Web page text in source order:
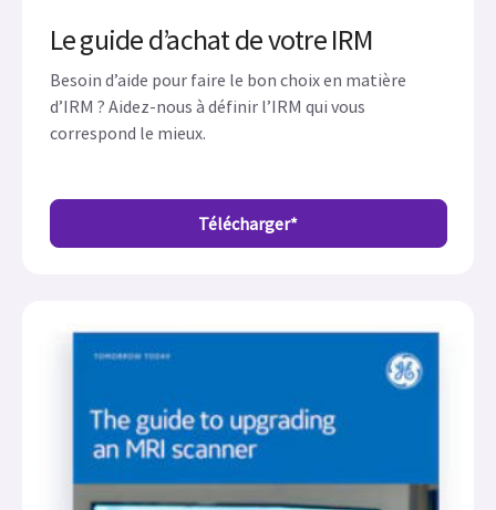
Le guide d’achat de votre IRM
Besoin d’aide pour faire le bon choix en matière
d’IRM ? Aidez-nous à définir l’IRM qui vous
correspond le mieux.
Télécharger*